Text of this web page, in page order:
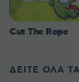
Cut The Rope
ΔΕΙΤΕ ΟΛΑ ΤΑ